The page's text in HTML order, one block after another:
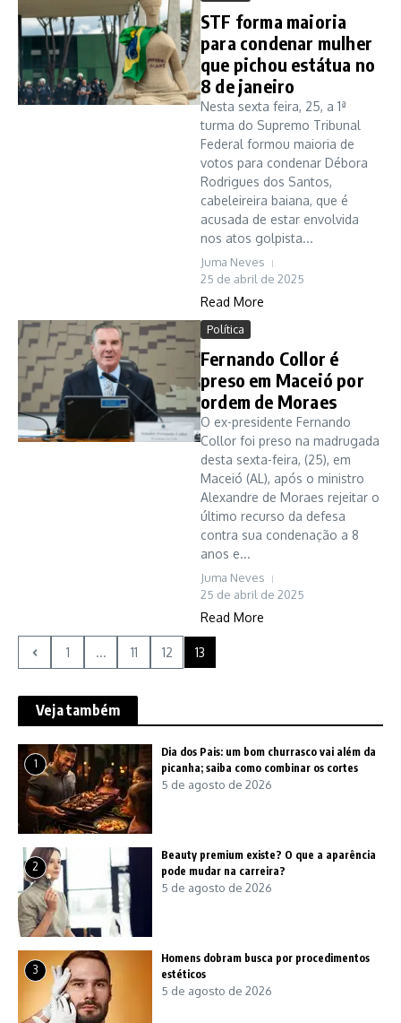
STF forma maioria
para condenar mulher
que pichou estátua no
8 de janeiro
Nesta sexta feira, 25, a 1ª
turma do Supremo Tribunal
Federal formou maioria de
votos para condenar Débora
Rodrigues dos Santos,
cabeleireira baiana, que é
acusada de estar envolvida
nos atos golpista...
Juma Neves
25 de abril de 2025
Read More
Política
Fernando Collor é
preso em Maceió por
ordem de Moraes
O ex-presidente Fernando
Collor foi preso na madrugada
desta sexta-feira, (25), em
Maceió (AL), após o ministro
Alexandre de Moraes rejeitar o
último recurso da defesa
contra sua condenação a 8
anos e...
Juma Neves
25 de abril de 2025
Read More
1 ... 11 12 13
Veja também
1
Dia dos Pais: um bom churrasco vai além da
picanha; saiba como combinar os cortes
5 de agosto de 2026
2
Beauty premium existe? O que a aparência
pode mudar na carreira?
5 de agosto de 2026
3
Homens dobram busca por procedimentos
estéticos
5 de agosto de 2026